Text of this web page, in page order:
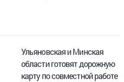
Ульяновская и Минская
области готовят дорожную
карту по совместной работе